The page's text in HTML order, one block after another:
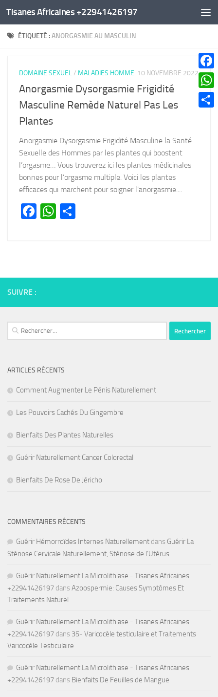
Au dessous du contenu
Tisanes Africaines +22941426197
ÉTIQUETÉ :ANORGASMIE AU MASCULIN
DOMAINE SEXUEL/ MALADIES HOMME 10 NOVEMBRE 2022
Anorgasmie Dysorgasmie Frigidité
Masculine Remède Naturel Pas Les
Plantes
Anorgasmie Dysorgasmie Frigidité Masculine la Santé
Sexuelle des Hommes par les plantes qui boostent
l’orgasme… Vous trouverez ici les plantes médicinales
bonnes pour l’orgasme multiple. Voici les plantes
efficaces qui marchent pour soigner l’anorgasmie....
Facebook
WhatsApp
SUIVRE :
Rechercher :
ARTICLES RÉCENTS
Comment Augmenter Le Pénis Naturellement
Les Pouvoirs Cachés Du Gingembre
Bienfaits Des Plantes Naturelles
Guérir Naturellement Cancer Colorectal
Bienfaits De Rose De Jéricho
COMMENTAIRES RÉCENTS
Guérir Hémorroïdes Internes Naturellement dans Guérir La
Sténose Cervicale Naturellement, Sténose de l’Utérus
Guérir Naturellement La Microlithiase - Tisanes Africaines
+22941426197 dans Azoospermie: Causes Symptômes Et
Traitements Naturel
Guérir Naturellement La Microlithiase - Tisanes Africaines
+22941426197 dans 35- Varicocèle testiculaire et Traitements
Varicocèle Testiculaire
Guérir Naturellement La Microlithiase - Tisanes Africaines
+22941426197 dans Bienfaits De Feuilles de Mangue